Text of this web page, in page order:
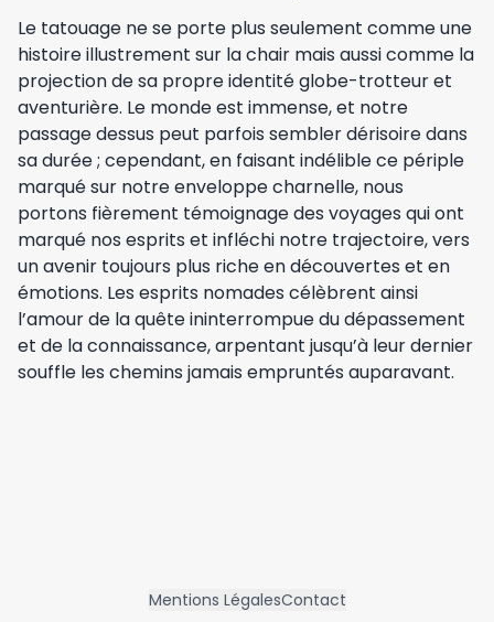
Le tatouage ne se porte plus seulement comme une
histoire illustrement sur la chair mais aussi comme la
projection de sa propre identité globe-trotteur et
aventurière. Le monde est immense, et notre
passage dessus peut parfois sembler dérisoire dans
sa durée ; cependant, en faisant indélible ce périple
marqué sur notre enveloppe charnelle, nous
portons fièrement témoignage des voyages qui ont
marqué nos esprits et infléchi notre trajectoire, vers
un avenir toujours plus riche en découvertes et en
émotions. Les esprits nomades célèbrent ainsi
l’amour de la quête ininterrompue du dépassement
et de la connaissance, arpentant jusqu’à leur dernier
souffle les chemins jamais empruntés auparavant.
Mentions LégalesContact